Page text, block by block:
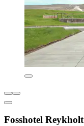
Fosshotel Reykholt